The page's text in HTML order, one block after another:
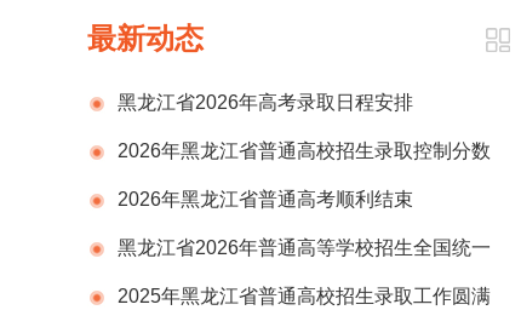
最新动态
黑龙江省2026年高考录取日程安排
2026年黑龙江省普通高校招生录取控制分数
线发布公告
2026年黑龙江省普通高考顺利结束
黑龙江省2026年普通高等学校招生全国统一
考试报名补报工作的通知
2025年黑龙江省普通高校招生录取工作圆满